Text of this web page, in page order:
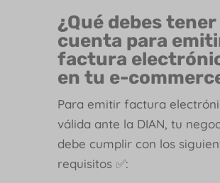
¿Qué debes tener
cuenta para
factura
en tu e-
Para emitir factura
válida ante la DIAN, tu
debe cumplir con los
requisitos ✅: